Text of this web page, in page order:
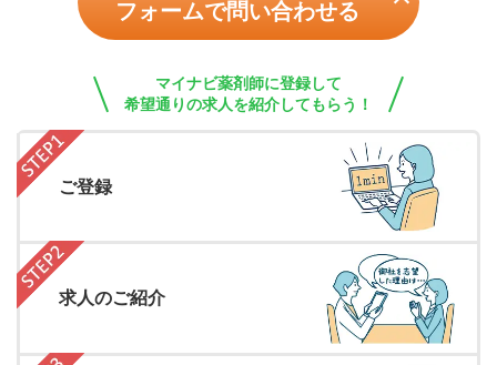
フォームで問い合わせる
マイナビ薬剤師に登録して
希望通りの求人を紹介してもらう！
ご登録
求人のご紹介